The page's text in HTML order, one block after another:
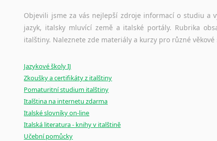
původního zdroje textu.
Ostatní pomůcky pro překladatele
poradny a pravidla
Objevili jsme za vás nejlepší zdroje informací o studiu a
jazyk, italsky mluvící země a italské portály. Rubrika
italštiny. Naleznete zde materiály a kurzy pro různé věkové
Jazykové školy IJ
Zkoušky a certifikáty z italštiny
Pomaturitní studium italštiny
Italština na internetu zdarma
Italské slovníky on-line
Italská literatura - knihy v italštině
Učební pomůcky